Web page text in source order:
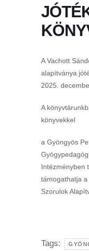
A Vachott
alapítványa
2025.
A
könyvekkel
a Gyöngyös
Intézményben
támogathatja
Szorulok
Tags: